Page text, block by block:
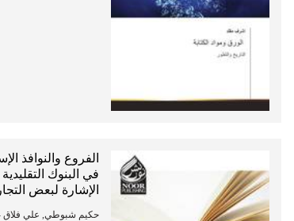
الفروع والنوافذ
في البنوك
الإشارة لبعض